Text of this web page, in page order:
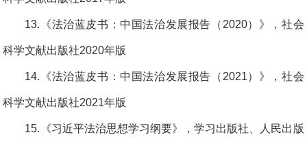
13.《法治蓝皮书：中国法治发展报告（2020）》，社会
科学文献出版社2020年版
14.《法治蓝皮书：中国法治发展报告（2021）》，社会
科学文献出版社2021年版
15.《习近平法治思想学习纲要》，学习出版社、人民出版